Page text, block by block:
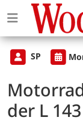
SP
der L